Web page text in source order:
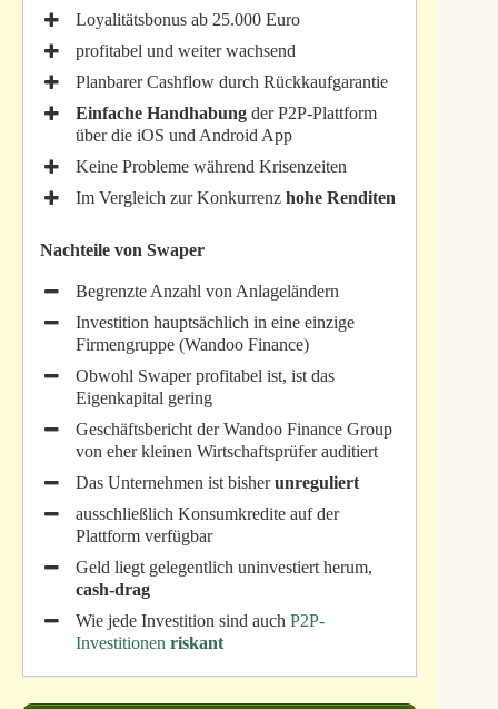
Loyalitätsbonus ab 25.000 Euro
profitabel und weiter wachsend
Planbarer Cashflow durch Rückkaufgarantie
Einfache Handhabung der P2P-Plattform
über die iOS und Android App
Keine Probleme während Krisenzeiten
Im Vergleich zur Konkurrenz hohe Renditen
Nachteile von Swaper
Begrenzte Anzahl von Anlageländern
Investition hauptsächlich in eine einzige
Firmengruppe (Wandoo Finance)
Obwohl Swaper profitabel ist, ist das
Eigenkapital gering
Geschäftsbericht der Wandoo Finance Group
von eher kleinen Wirtschaftsprüfer auditiert
Das Unternehmen ist bisherunreguliert
ausschließlich Konsumkredite auf der
Plattform verfügbar
Geld liegt gelegentlich uninvestiert herum,
cash-drag
Wie jede Investition sind auch P2P-
Investitionen riskant